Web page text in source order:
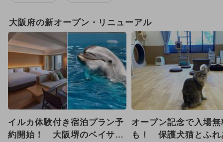
GW(ゴールデンウィーク)
2025年12月のイベント
2024年12月のイベント
2025年11月のイベント
2026年1月のイベント
大阪府の新オープン・リニューアル
イルカ体験付き宿泊プラン予
約開始！ 大阪堺のベイサイ
オープン記念で入場無
も！ 保護犬猫とふれ